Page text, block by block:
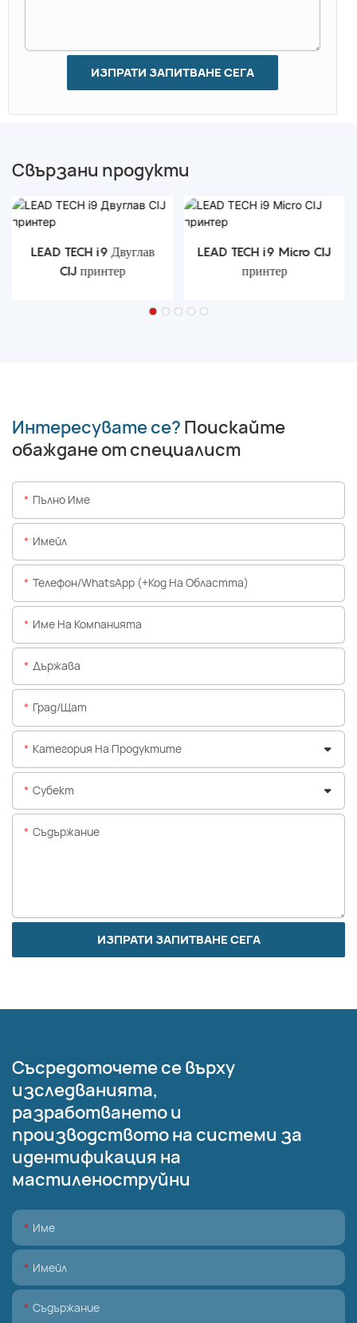
ИЗПРАТИ ЗАПИТВАНЕ СЕГА
Свързани продукти
LEAD TECH i9 Двуглав
CIJ принтер
LEAD TECH i9 Micro CIJ
принтер
Интересувате се? Поискайте
обаждане от специалист
Пълно Име
Имейл
Телефон/WhatsApp (+Код На Областта)
Име На Компанията
Държава
Град/щат
Категория На Продуктите
Субект
Съдържание
ИЗПРАТИ ЗАПИТВАНЕ СЕГА
Съсредоточете се върху
изследванията,
разработването и
производството на системи за
идентификация на
мастиленоструйни
Име
Имейл
Съдържание